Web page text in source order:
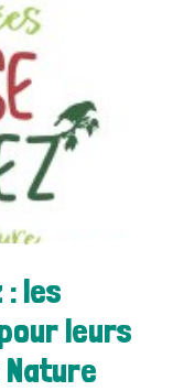
: les
leurs